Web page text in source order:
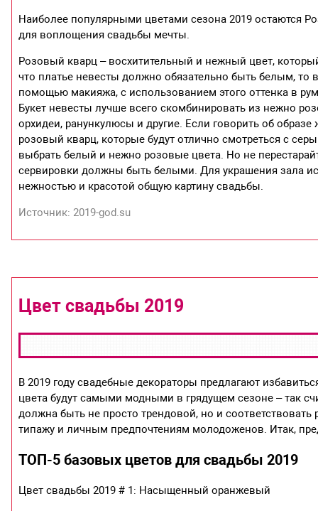
Наиболее популярными цветами сезона 2019 остаются
для воплощения свадьбы мечты.
Розовый кварц – восхитительный и нежный цвет,
что платье невесты должно обязательно быть белым, то
помощью макияжа, с использованием этого оттенка в
Букет невесты лучше всего скомбинировать из нежно
орхидеи, ранункулюсы и другие. Если говорить об
розовый кварц, которые будут отлично смотреться с
выбрать белый и нежно розовые цвета. Но не
сервировки должны быть белыми. Для украшения зала
нежностью и красотой общую картину свадьбы.
Источник: 2019-god.su
Цвет свадьбы 2019
В 2019 году свадебные декораторы предлагают
цвета будут самыми модными в грядущем сезоне – так
должна быть не просто трендовой, но и соответствовать
типажу и личным предпочтениям молодоженов. Итак,
ТОП-5 базовых цветов для свадьбы 2019
Цвет свадьбы 2019 # 1: Насыщенный оранжевый